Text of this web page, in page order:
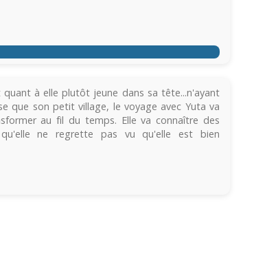
quant à elle plutôt jeune dans sa tête...n'ayant
que son petit village, le voyage avec Yuta va
au fil du temps. Elle va connaître des
ne regrette pas vu qu'elle est bien